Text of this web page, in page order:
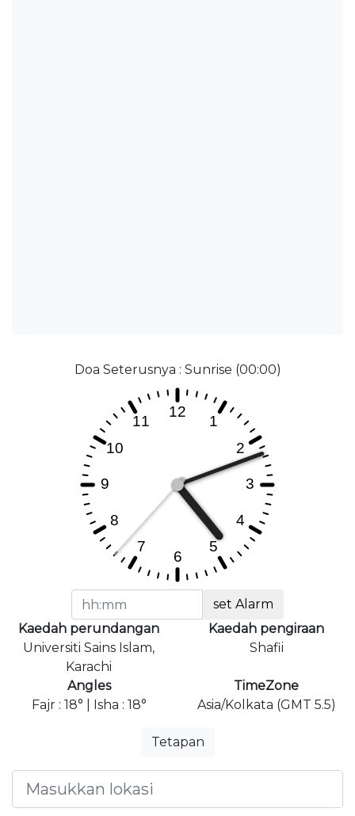
Doa Seterusnya : Sunrise (00:00)
set Alarm
Kaedah perundangan
Universiti Sains Islam,
Karachi
Kaedah pengiraan
Shafii
Angles
Fajr : 18° | Isha : 18°
TimeZone
Asia/Kolkata (GMT 5.5)
Tetapan